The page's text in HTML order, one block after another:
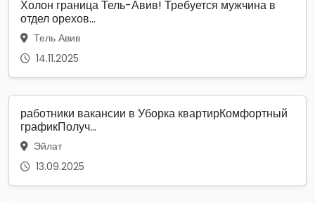
Холон граница Тель-Авив! Требуется мужчина в
отдел орехов...
Тель Авив
14.11.2025
работники вакансии в Уборка квартирКомфортный
графикПолуч...
Эйлат
13.09.2025